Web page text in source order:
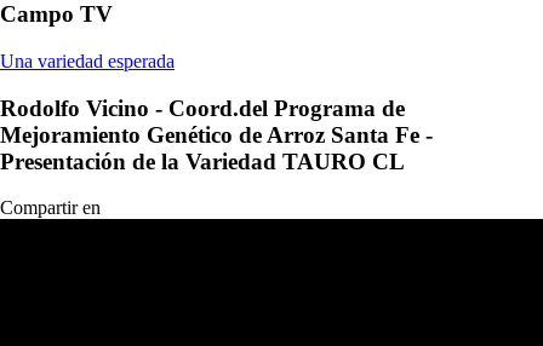
Campo TV
Una variedad esperada
Rodolfo Vicino - Coord.del Programa de
Mejoramiento Genético de Arroz Santa Fe -
Presentación de la Variedad TAURO CL
Compartir en